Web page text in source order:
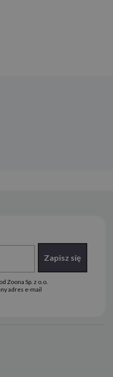
Zapisz się
Zoona Sp. z o.o.
adres e-mail